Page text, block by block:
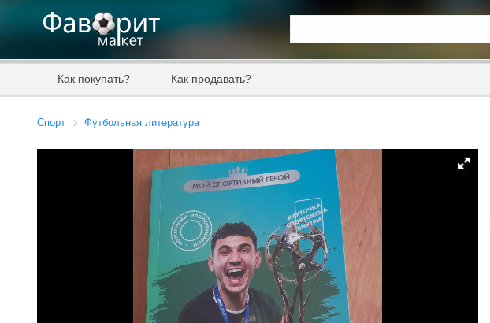
Как покупать? Как продавать?
Спорт Футбольная литература